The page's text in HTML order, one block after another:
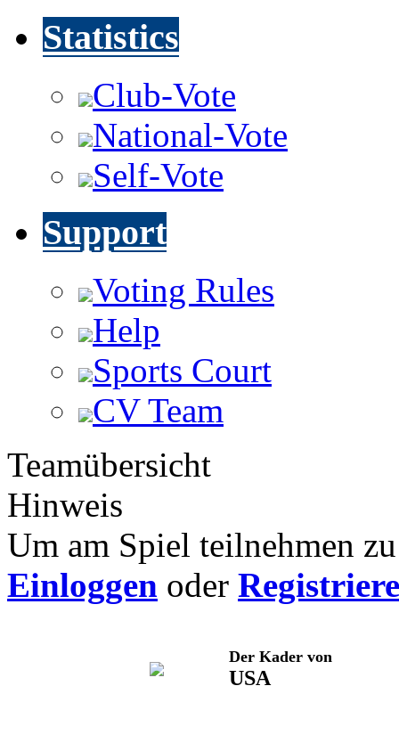
Statistics
Club-Vote
National-Vote
Self-Vote
Support
Voting Rules
Help
Sports Court
CV Team
Teamübersicht
Hinweis
Um am Spiel teilnehmen
Einloggen oder
Der Kader von
USA